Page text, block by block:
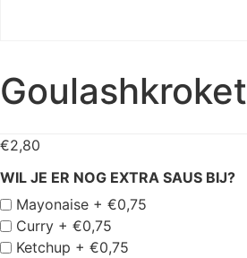
Goulashkroket
€2,80
WIL JE ER NOG EXTRA SAUS BIJ?
Mayonaise + €0,75
Curry + €0,75
Ketchup + €0,75